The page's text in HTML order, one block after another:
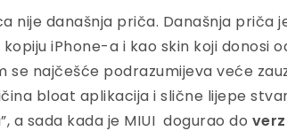
nije današnja priča. Današnja priča
iPhone-a i kao skin koji donosi
se najčešće podrazumijeva veće
bloat aplikacija i slične lijepe
a sada kada je MIUI dogurao do